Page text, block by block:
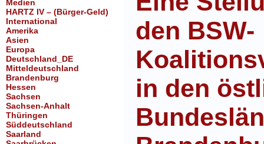
Medien
HARTZ IV – (Bürger-Geld)
International
Amerika
Asien
Europa
Deutschland_DE
Mitteldeutschland
Brandenburg
Hessen
Sachsen
Sachsen-Anhalt
Thüringen
Süddeutschland
Saarland
den BSW-
in den